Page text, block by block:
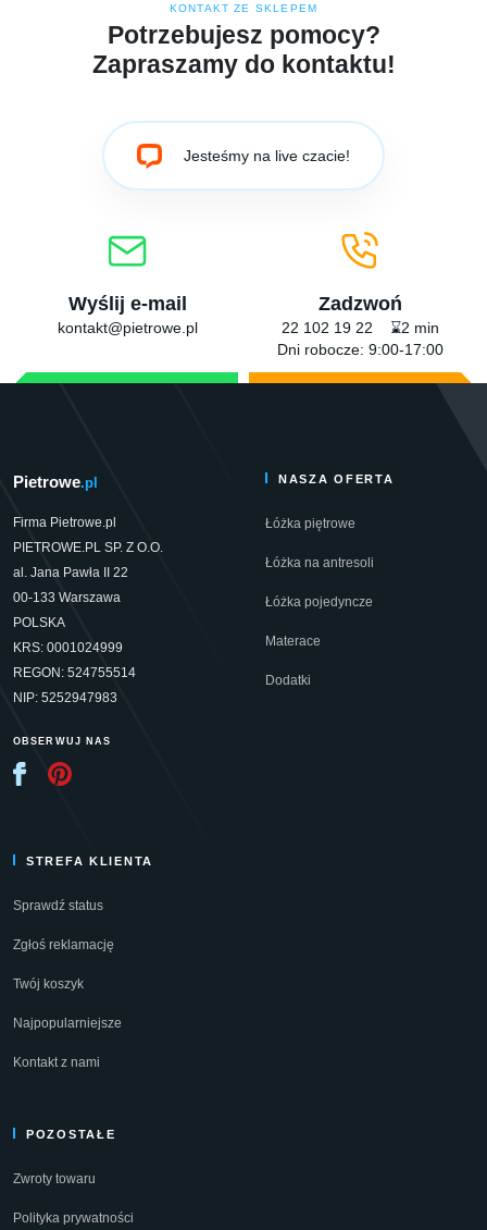
KONTAKT ZE SKLEPEM
Potrzebujesz pomocy?
Zapraszamy do kontaktu!
Jesteśmy na live czacie!
Wyślij e-mail
kontakt@pietrowe.pl
Zadzwoń
22 102 19 22 ⌛2 min
Dni robocze: 9:00-17:00
Pietrowe.pl
Firma Pietrowe.pl
PIETROWE.PL SP. Z O.O.
al. Jana Pawła II 22
00-133 Warszawa
POLSKA
KRS: 0001024999
REGON: 524755514
NIP: 5252947983
OBSERWUJ NAS
NASZA OFERTA
Łóżka piętrowe
Łóżka na antresoli
Łóżka pojedyncze
Materace
Dodatki
STREFA KLIENTA
Sprawdź status
Zgłoś reklamację
Twój koszyk
Najpopularniejsze
Kontakt z nami
POZOSTAŁE
Zwroty towaru
Polityka prywatności